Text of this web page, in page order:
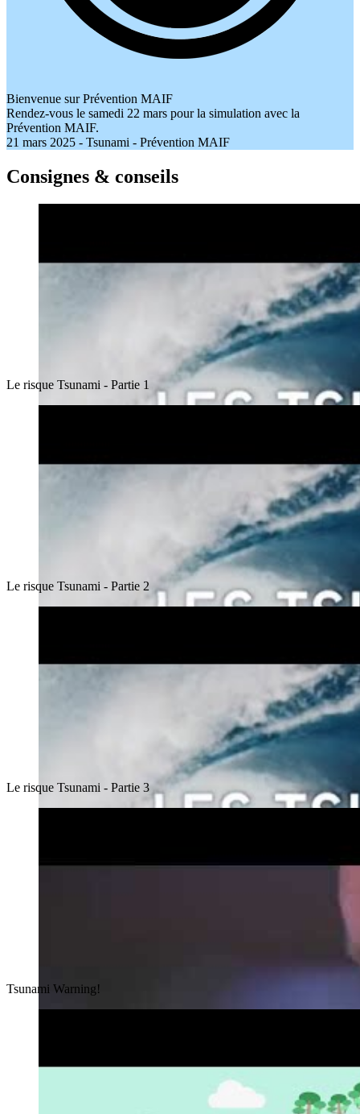
Bienvenue sur Prévention MAIF
Rendez-vous le samedi 22 mars pour la simulation avec la
Prévention MAIF.
21 mars 2025 - Tsunami - Prévention MAIF
Consignes & conseils
Le risque Tsunami - Partie 1
Le risque Tsunami - Partie 2
Le risque Tsunami - Partie 3
Tsunami Warning!